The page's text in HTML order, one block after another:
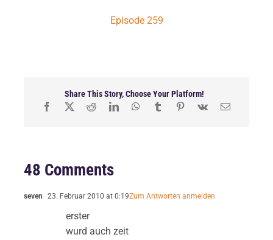
Episode 259
Share This Story, Choose Your Platform!
48 Comments
seven 23. Februar 2010 at 0:19Zum Antworten anmelden
erster
wurd auch zeit